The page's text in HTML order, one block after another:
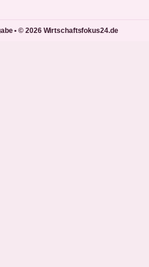
• © 2026 Wirtschaftsfokus24.de